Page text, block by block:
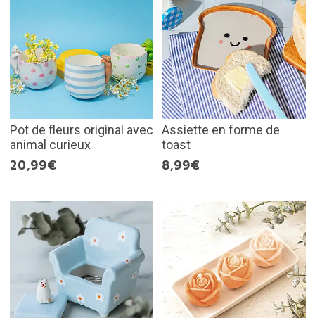
Pot de fleurs original avec
animal curieux
20,99€
Assiette en forme de
toast
8,99€